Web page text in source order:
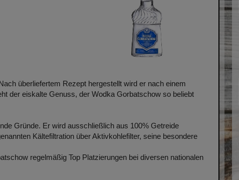
überliefertem Rezept hergestellt wird er nach einem
der eiskalte Genuss, der Wodka Gorbatschow so beliebt
Gründe. Er wird ausschließlich aus 100% Getreide
Kältefiltration über Aktivkohlefilter, seine besondere
regelmäßig Top Platzierungen bei diversen nationalen